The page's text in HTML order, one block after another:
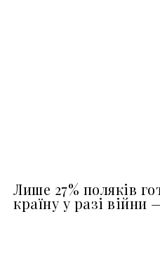
Лише 27% поляків
країну у разі війни